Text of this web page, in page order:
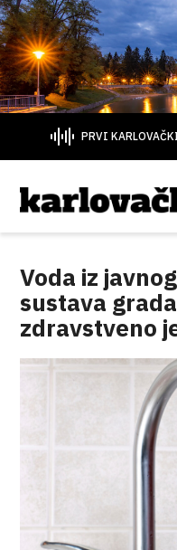
PRVI
Voda iz
sustava
zdravstveno